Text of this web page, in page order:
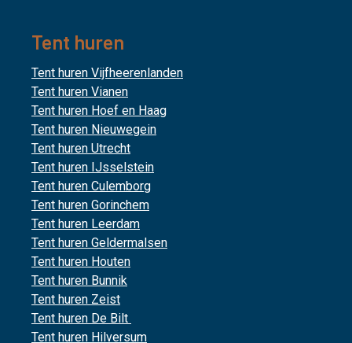
Tent huren
Tent huren Vijfheerenlanden
Tent huren Vianen
Tent huren Hoef en Haag
Tent huren Nieuwegein
Tent huren Utrecht
Tent huren IJsselstein
Tent huren Culemborg
Tent huren Gorinchem
Tent huren Leerdam
Tent huren Geldermalsen
Tent huren Houten
Tent huren Bunnik
Tent huren Zeist
Tent huren De Bilt
Tent huren Hilversum